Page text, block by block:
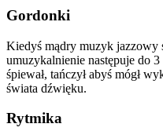
Gordonki
Kiedyś mądry muzyk jazzowy
umuzykalnienie następuje do
śpiewał, tańczył abyś mógł
świata dźwięku.
Rytmika